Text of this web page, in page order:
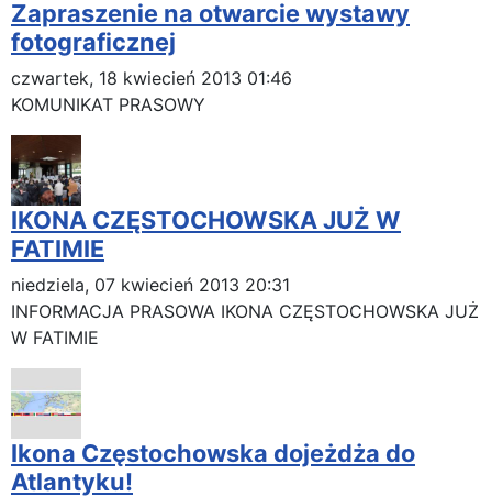
Zapraszenie na otwarcie wystawy
fotograficznej
czwartek, 18 kwiecień 2013 01:46
KOMUNIKAT PRASOWY
IKONA CZĘSTOCHOWSKA JUŻ W
FATIMIE
niedziela, 07 kwiecień 2013 20:31
INFORMACJA PRASOWA IKONA CZĘSTOCHOWSKA JUŻ
W FATIMIE
Ikona Częstochowska dojeżdża do
Atlantyku!